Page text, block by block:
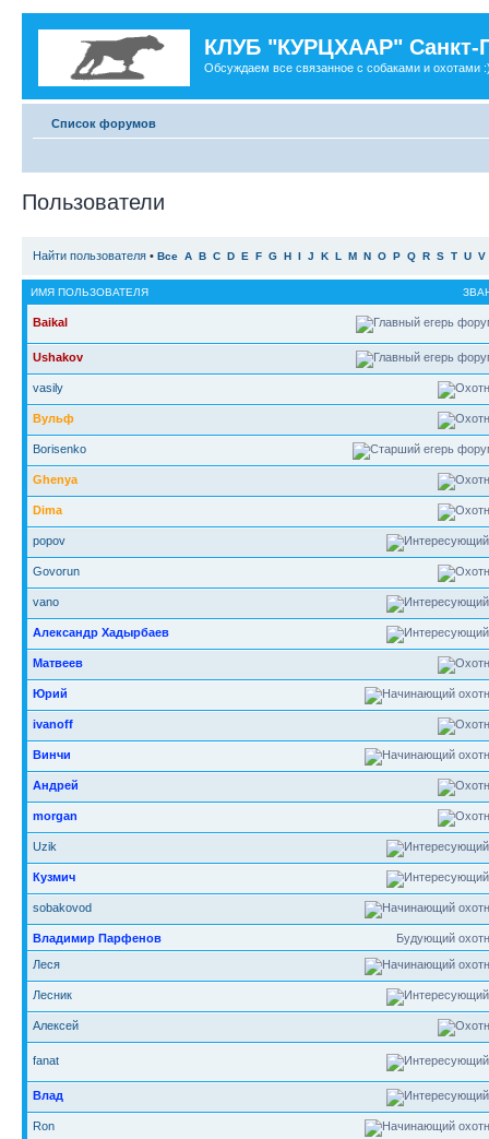
КЛУБ "КУРЦХААР" Санкт-
Обсуждаем все связанное с собаками и охотами
Список форумов
Пользователи
Найти пользователя • Все A B C D E F G H I J K L M N O P Q R S T U V
ИМЯ ПОЛЬЗОВАТЕЛЯ
Baikal
Ushakov
vasily
Вульф
Borisenko
Ghenya
Dima
popov
Govorun
vano
Александр Хадырбаев
Матвеев
Юрий
ivanoff
Винчи
Андрей
morgan
Uzik
Кузмич
sobakovod
Будующий
Владимир Парфенов
Леся
Лесник
Алексей
fanat
Влад
Ron